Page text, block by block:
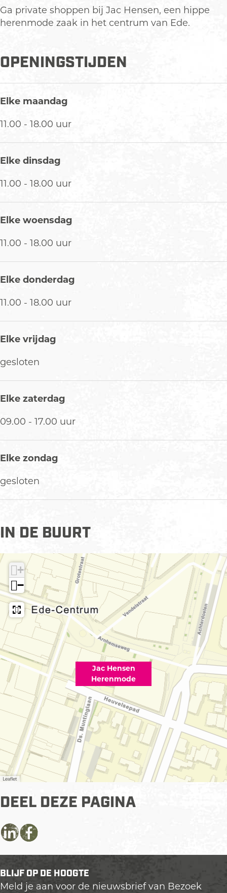
n
s
H
e
r
d
H
e
e
n
H
e
r
e
m
o
e
Ga private shoppen bij Jac Hensen, een hippe
herenmode zaak in het centrum van Ede.
OPENINGSTIJDEN
Elke maandag
11.00 - 18.00 uur
Elke dinsdag
11.00 - 18.00 uur
Elke woensdag
11.00 - 18.00 uur
Elke donderdag
11.00 - 18.00 uur
Elke vrijdag
gesloten
Elke zaterdag
09.00 - 17.00 uur
Elke zondag
gesloten
IN DE BUURT
Jac Hensen
Herenmode
+
−
Leaflet
DEEL DEZE PAGINA
D
l
d
D
l
d
l
d
BLIJF OP DE HOOGTE
Meld je aan voor de nieuwsbrief van Bezoek